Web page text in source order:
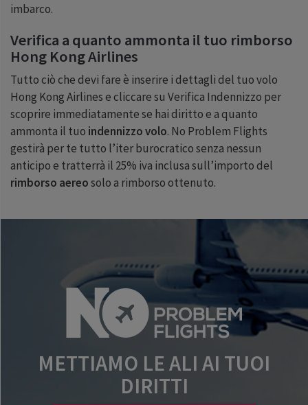
imbarco.
Verifica a quanto ammonta il tuo rimborso
Hong Kong Airlines
Tutto ciò che devi fare è inserire i dettagli del tuo volo
Hong Kong Airlines e cliccare su Verifica Indennizzo per
scoprire immediatamente se hai diritto e a quanto
ammonta il tuo indennizzo volo. No Problem Flights
gestirà per te tutto l’iter burocratico senza nessun
anticipo e tratterrà il 25% iva inclusa sull’importo del
rimborso aereosolo a rimborso ottenuto.
METTIAMO LE ALI AI TUOI
DIRITTI